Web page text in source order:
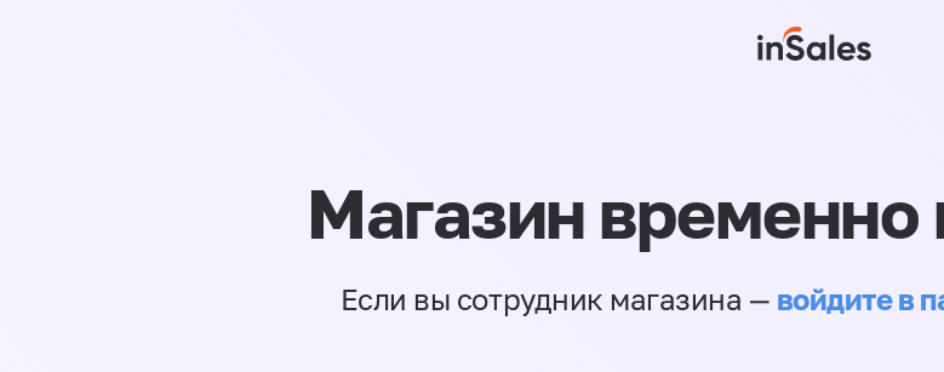
Магазин временно
Если вы сотрудник магазина — войдите в